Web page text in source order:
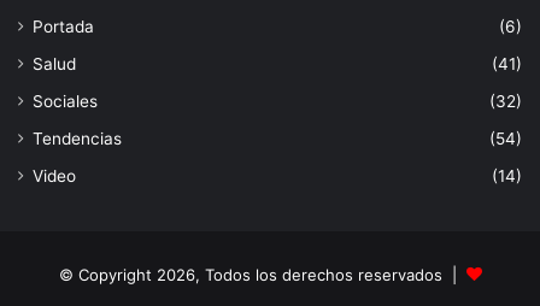
Portada
(6)
Salud
(41)
Sociales
(32)
Tendencias
(54)
Video
(14)
© Copyright 2026, Todos los derechos reservados |